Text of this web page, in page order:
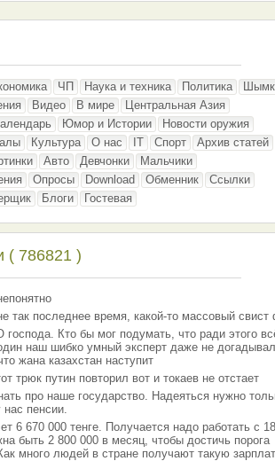
ЧП Наука и техника Политика
Видео В мире
Центральная Азия
Юмор и Истории
Новости оружия
Культура О нас IT Спорт
Архив статей
Авто Девчонки
Мальчики
Опросы Download Обменник
Ссылки
Блоги Гостевая
( 786821 )
так последнее время, какой-то массовый свист
Кто бы мог подумать, что ради этого
наш шибко умный эксперт даже не
жана казахстан наступит
трюк путин повторил вот и токаев не отстает
про наше государство. Надеяться нужно
пенсии.
6 670 000 тенге. Получается надо работать с
быть 2 800 000 в месяц, чтобы достичь порога
много людей в стране получают такую